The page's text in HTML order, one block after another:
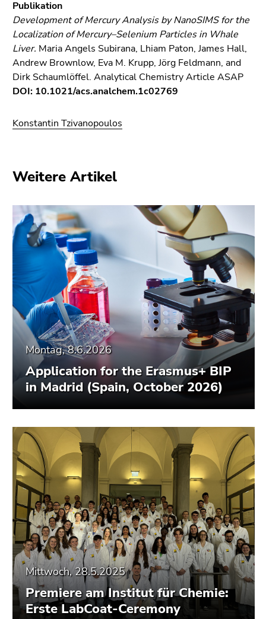
Publikation
Development of Mercury Analysis by NanoSIMS for the
Localization of Mercury–Selenium Particles in Whale
Liver. Maria Angels Subirana, Lhiam Paton, James Hall,
Andrew Brownlow, Eva M. Krupp, Jörg Feldmann, and
Dirk Schaumlöffel. Analytical Chemistry Article ASAP
DOI: 10.1021/acs.analchem.1c02769
Konstantin Tzivanopoulos
Weitere Artikel
Montag, 8.6.2026
Application for the Erasmus+ BIP
in Madrid (Spain, October 2026)
Mittwoch, 28.5.2025
Premiere am Institut für Chemie:
Erste LabCoat-Ceremony